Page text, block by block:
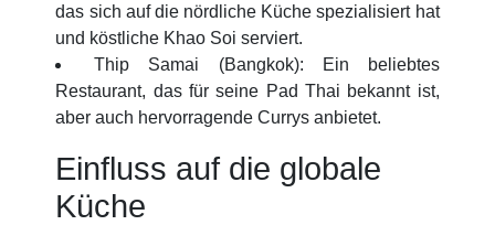
das sich auf die nördliche Küche spezialisiert hat
und köstliche Khao Soi serviert.
Thip Samai (Bangkok): Ein beliebtes
Restaurant, das für seine Pad Thai bekannt ist,
aber auch hervorragende Currys anbietet.
Einfluss auf die globale
Küche